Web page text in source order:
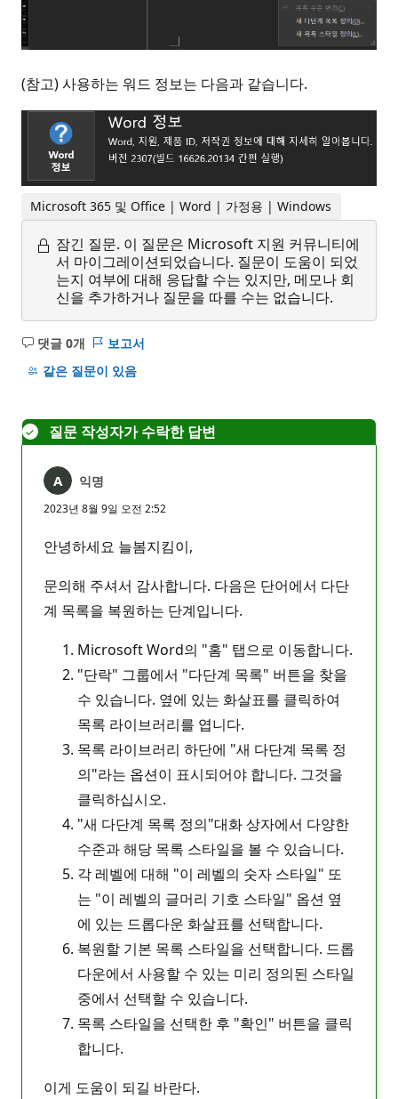
(참고) 사용하는 워드 정보는 다음과 같습니다.
Microsoft 365 및 Office | Word | 가정용 | Windows
잠긴 질문. 이 질문은 Microsoft 지원 커뮤니티에
서 마이그레이션되었습니다. 질문이 도움이 되었
는지 여부에 대해 응답할 수는 있지만, 메모나 회
신을 추가하거나 질문을 따를 수는 없습니다.
댓글 0개
설
명
보고서
같은 질문이 있음
질문 작성자가 수락한 답변
익명
2023년 8월 9일 오전 2:52
안녕하세요 늘봄지킴이,
문의해 주셔서 감사합니다. 다음은 단어에서 다단
계 목록을 복원하는 단계입니다.
Microsoft Word의 "홈" 탭으로 이동합니다.
"단락" 그룹에서 "다단계 목록" 버튼을 찾을
수 있습니다. 옆에 있는 화살표를 클릭하여
목록 라이브러리를 엽니다.
목록 라이브러리 하단에 "새 다단계 목록 정
의"라는 옵션이 표시되어야 합니다. 그것을
클릭하십시오.
"새 다단계 목록 정의"대화 상자에서 다양한
수준과 해당 목록 스타일을 볼 수 있습니다.
각 레벨에 대해 "이 레벨의 숫자 스타일" 또
는 "이 레벨의 글머리 기호 스타일" 옵션 옆
에 있는 드롭다운 화살표를 선택합니다.
복원할 기본 목록 스타일을 선택합니다. 드롭
다운에서 사용할 수 있는 미리 정의된 스타일
중에서 선택할 수 있습니다.
목록 스타일을 선택한 후 "확인" 버튼을 클릭
합니다.
이게 도움이 되길 바란다.